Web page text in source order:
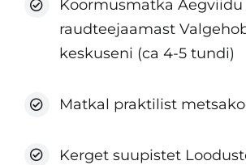
Koormusmatka Aegviidu
raudteejaamast
keskuseni (ca 4-5 tundi)
Matkal praktilist
Kerget suupistet